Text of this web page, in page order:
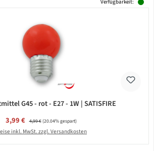
Verfügbarkeit:
G45 - rot - E27 - 1W | SATISFIRE
Verkaufspreis:
3,99 € Regulärer Preis:
4,99 €(20.04% gespart)
inkl. MwSt. zzgl. Versandkosten